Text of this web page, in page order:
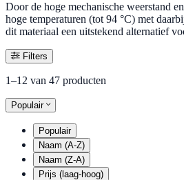
Door de hoge mechanische weerstand
hoge temperaturen (tot 94 °C) met
dit materiaal een uitstekend alternatief
Filters
1–12 van 47 producten
Populair
Populair
Naam (A-Z)
Naam (Z-A)
Prijs (laag-hoog)